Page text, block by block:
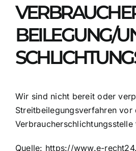
BEILEGUNG/
Wir sind nicht bereit oder
Streitbeilegungsverfahren vor
Verbraucherschlichtungsstelle
Quelle: https://www.e-